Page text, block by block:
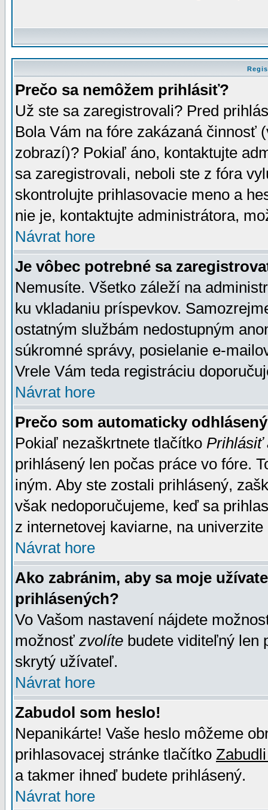
Prečo sa nemôžem prihlásiť?
Už ste sa zaregistrovali? Pred
Bola Vám na fóre zakázaná činnosť
zobrazí)? Pokiaľ áno, kontaktujte
sa zaregistrovali, neboli ste z fóra
skontrolujte prihlasovacie meno a
nie je, kontaktujte administrátora,
Návrat hore
Je vôbec potrebné sa
Nemusíte. Všetko záleží na
ku vkladaniu príspevkov.
ostatným službám nedostupným
súkromné správy, posielanie e-
Vrele Vám teda registráciu
Návrat hore
Prečo som automaticky
Pokiaľ nezaškrtnete tlačítko Prihlásiť
prihlásený len počas práce vo fóre.
iným. Aby ste zostali prihlásený,
však nedoporučujeme, keď sa
z internetovej kaviarne, na univerzite
Návrat hore
Ako zabránim, aby sa moje
prihlásených?
Vo Vašom nastavení nájdete
možnosť zvolíte budete viditeľný len
skrytý užívateľ.
Návrat hore
Zabudol som heslo!
Nepanikárte! Vaše heslo môžeme
prihlasovacej stránke tlačítko
a takmer ihneď budete prihlásený.
Návrat hore